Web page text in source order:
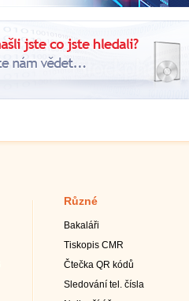
Různé
Bakaláři
Tiskopis CMR
Čtečka QR kódů
Sledování tel. čísla